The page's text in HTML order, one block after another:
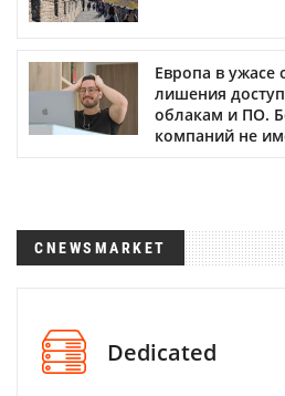
Европа в ужасе
лишения
облакам и ПО.
компаний не
CNEWSMARKET
Dedicated